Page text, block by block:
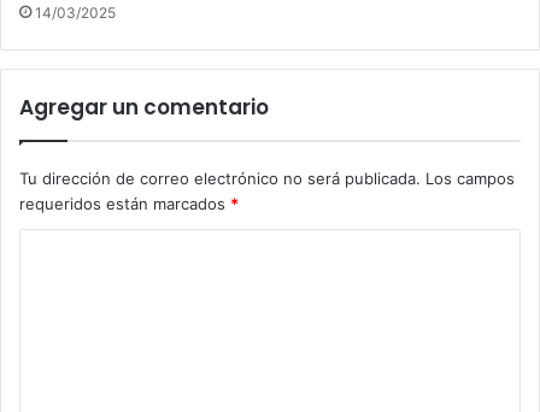
14/03/2025
Agregar un comentario
Tu dirección de correo electrónico no será publicada. Los campos
requeridos están marcados *